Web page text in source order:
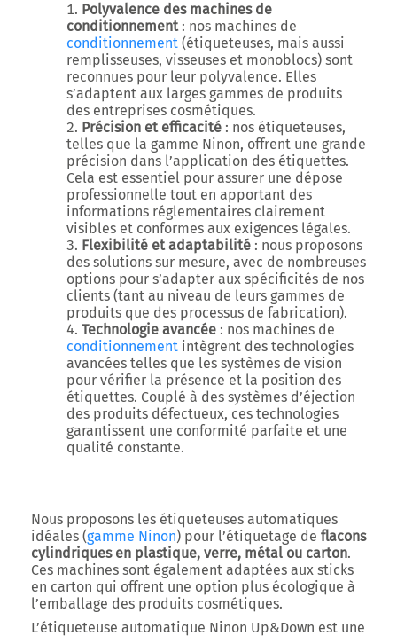
Polyvalence des machines de
conditionnement : nos machines de
conditionnement (étiqueteuses, mais aussi
remplisseuses, visseuses et monoblocs) sont
reconnues pour leur polyvalence. Elles
s’adaptent aux larges gammes de produits
des entreprises cosmétiques.
Précision et efficacité : nos étiqueteuses,
telles que la gamme Ninon, offrent une grande
précision dans l’application des étiquettes.
Cela est essentiel pour assurer une dépose
professionnelle tout en apportant des
informations réglementaires clairement
visibles et conformes aux exigences légales.
Flexibilité et adaptabilité : nous proposons
des solutions sur mesure, avec de nombreuses
options pour s’adapter aux spécificités de nos
clients (tant au niveau de leurs gammes de
produits que des processus de fabrication).
Technologie avancée : nos machines de
conditionnement intègrent des technologies
avancées telles que les systèmes de vision
pour vérifier la présence et la position des
étiquettes. Couplé à des systèmes d’éjection
des produits défectueux, ces technologies
garantissent une conformité parfaite et une
qualité constante.
Nous proposons les étiqueteuses automatiques
idéales (gamme Ninon) pour l’étiquetage de flacons
cylindriques en plastique, verre, métal ou carton.
Ces machines sont également adaptées aux sticks
en carton qui offrent une option plus écologique à
l’emballage des produits cosmétiques.
L’étiqueteuse automatique Ninon Up&Down est une